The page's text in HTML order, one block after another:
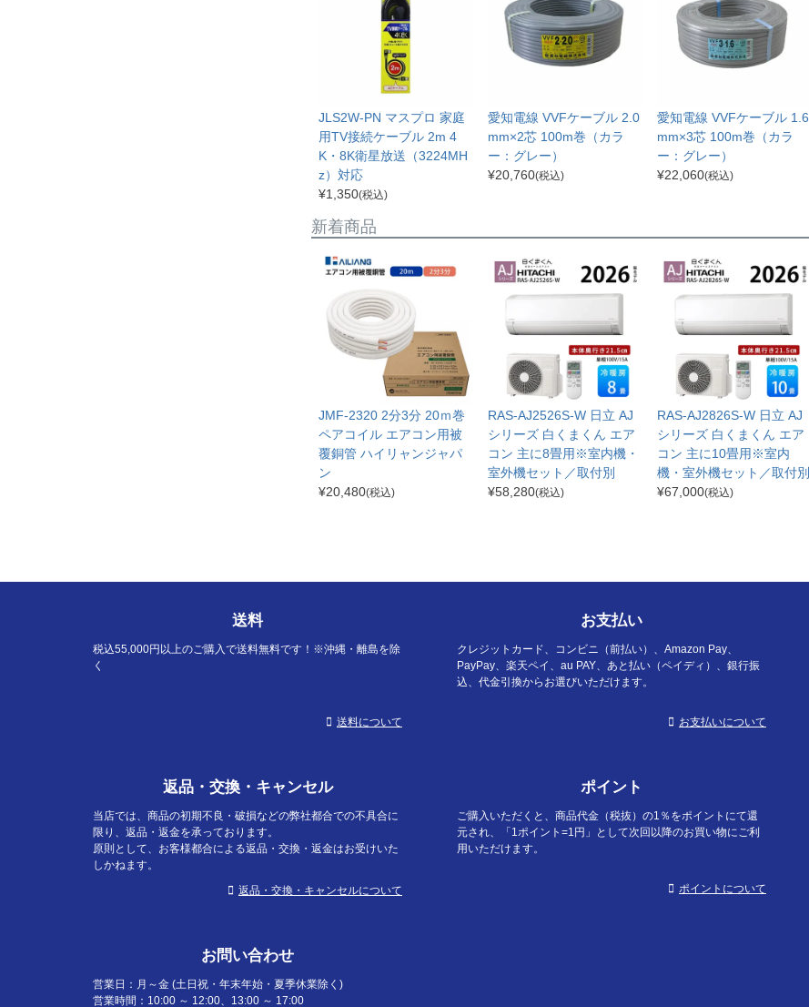
JLS2W-PN マスプロ 家庭
用TV接続ケーブル 2m 4
K・8K衛星放送（3224MH
z）対応
¥1,350(税込)
愛知電線 VVFケーブル 2.0
mm×2芯 100m巻（カラ
ー：グレー）
¥20,760(税込)
愛知電線 VVFケーブル 1.6
mm×3芯 100m巻（カラ
ー：グレー）
¥22,060(税込)
新着商品
JMF-2320 2分3分 20ｍ巻
ペアコイル エアコン用被
覆銅管 ハイリャンジャパ
ン
¥20,480(税込)
RAS-AJ2526S-W 日立 AJ
シリーズ 白くまくん エア
コン 主に8畳用※室内機・
室外機セット／取付別
¥58,280(税込)
RAS-AJ2826S-W 日立 AJ
シリーズ 白くまくん エア
コン 主に10畳用※室内
機・室外機セット／取付別
¥67,000(税込)
送料
税込55,000円以上のご購入で送料無料です！※沖縄・離島を除
く
送料について
お支払い
クレジットカード、コンビニ（前払い）、Amazon Pay、
PayPay、楽天ペイ、au PAY、あと払い（ペイディ）、銀行振
込、代金引換からお選びいただけます。
お支払いについて
返品・交換・キャンセル
当店では、商品の初期不良・破損などの弊社都合での不具合に
限り、返品・返金を承っております。
原則として、お客様都合による返品・交換・返金はお受けいた
しかねます。
返品・交換・キャンセルについて
ポイント
ご購入いただくと、商品代金（税抜）の1％をポイントにて還
元され、「1ポイント=1円」として次回以降のお買い物にご利
用いただけます。
ポイントについて
お問い合わせ
営業日：月～金 (土日祝・年末年始・夏季休業除く)
営業時間：10:00 ～ 12:00、13:00 ～ 17:00